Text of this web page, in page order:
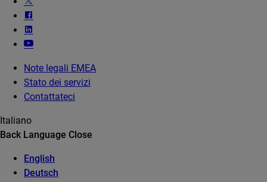
Note legali EMEA
Stato dei servizi
Contattateci
Italiano
Back Language Close
English
Deutsch